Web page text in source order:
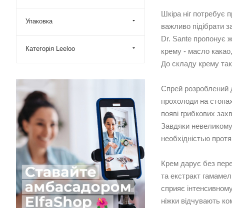
Шкіра ніг потребує
важливо підібрати
Dr. Sante пропонує
крему - масло какао,
До складу крему
Спрей розроблений
прохолоди на
появі грибкових
Завдяки
необхідністью
Крем дарує без
та екстракт
сприяє
ніжки відчувають
Упаковка
Категорія Leeloo